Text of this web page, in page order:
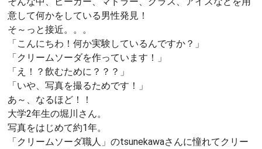
k
意して何かをしている男性発見！
そ～っと接近。。。
「こんにちわ！何か実験しているんですか？」
「クリームソーダを作っています！」
「え！？飲むために？？？」
「いや、写真を撮るためです！」
あ～、なるほど！！
大学2年生の堀川さん。
写真をはじめて約1年。
「クリームソーダ職人」のtsunekawaさんに憧れてクリー